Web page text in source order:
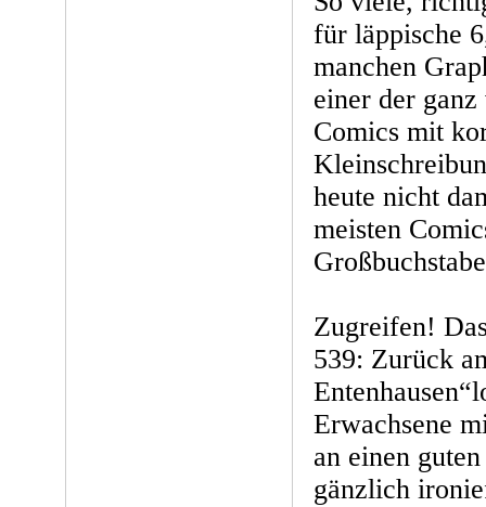
für läppische
manchen
einer der
Comics mit
heute nicht
meisten
Zugreifen!
539: Zurück
Erwachsene
an einen
gänzlich